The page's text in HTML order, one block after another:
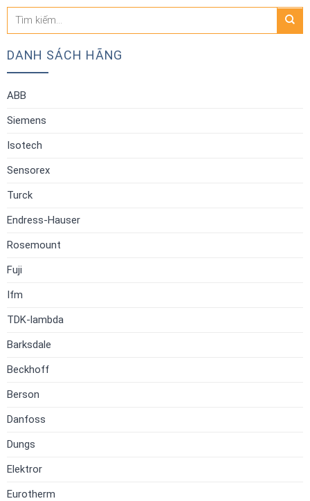
Tìm
DANH SÁCH HÃNG
ABB
Siemens
Isotech
Sensorex
Turck
Endress-Hauser
Rosemount
Fuji
Ifm
TDK-lambda
Barksdale
Beckhoff
Berson
Danfoss
Dungs
Elektror
Eurotherm